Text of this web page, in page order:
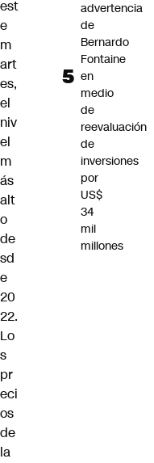
est
e
m
art
es,
el
niv
el
m
ás
alt
o
de
sd
e
20
22.
Lo
s
pr
eci
os
de
la
advertencia
de
Bernardo
Fontaine
en
medio
de
reevaluación
de
inversiones
por
US$
34
mil
millones